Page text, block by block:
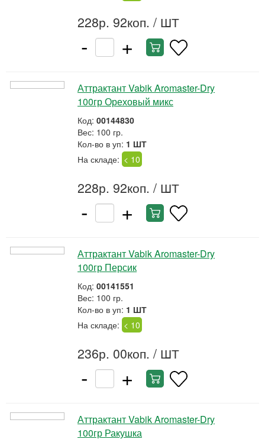
228р. 92коп. / ШТ
- +
Аттрактант Vabik Aromaster-Dry
100гр Ореховый микс
Код: 00144830
Вес: 100 гр.
Кол-во в уп: 1 ШТ
На складе: < 10
228р. 92коп. / ШТ
- +
Аттрактант Vabik Aromaster-Dry
100гр Персик
Код: 00141551
Вес: 100 гр.
Кол-во в уп: 1 ШТ
На складе: < 10
236р. 00коп. / ШТ
- +
Аттрактант Vabik Aromaster-Dry
100гр Ракушка